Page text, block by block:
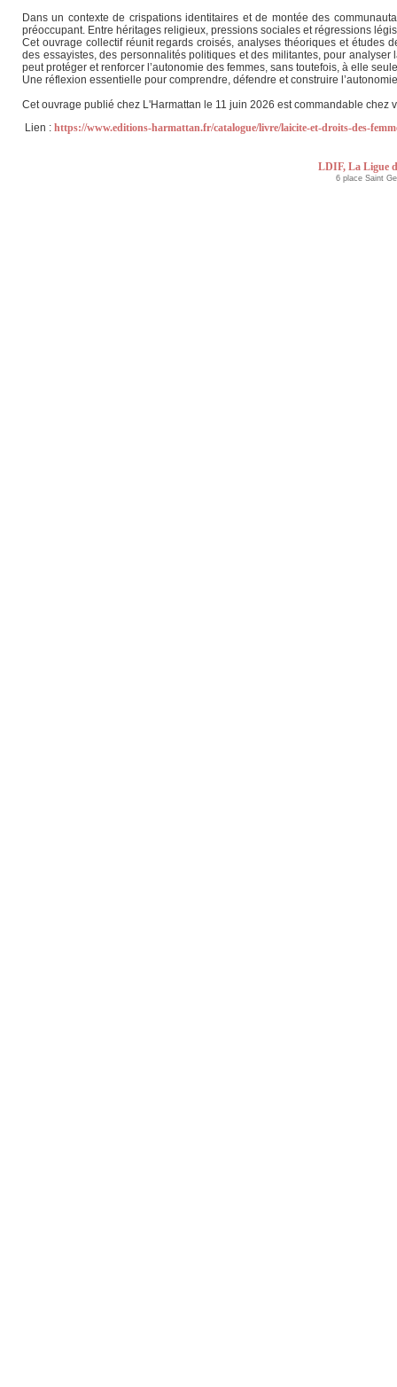
Dans un contexte de crispations identitaires et de montée des
préoccupant. Entre héritages religieux, pressions sociales et régressions
Cet ouvrage collectif réunit regards croisés, analyses théoriques et études
des essayistes, des personnalités politiques et des militantes, pour
peut protéger et renforcer l’autonomie des femmes, sans toutefois, à elle
Une réflexion essentielle pour comprendre, défendre et construire
Cet ouvrage publié chez L'Harmattan le 11 juin 2026 est commandable chez
Lien : https://www.editions-harmattan.fr/catalogue/livre/laicite-et-droits-des-
LDIF, La Ligue
6 place Saint